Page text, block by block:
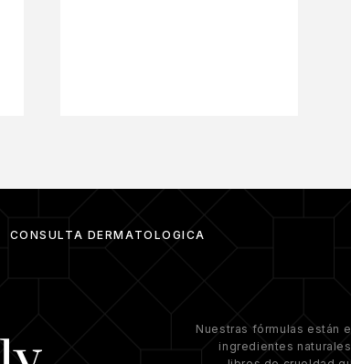
CONSULTA DERMATOLÓGICA
Nuestras fórmulas están
ingredientes